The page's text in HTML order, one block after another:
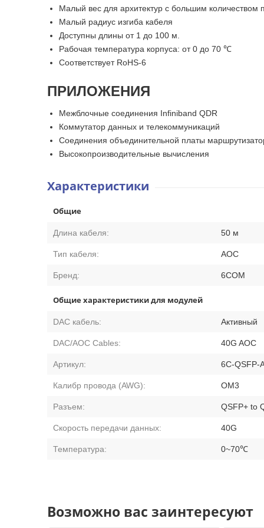
Малый вес для архитектур с большим количеством
Малый радиус изгиба кабеля
Доступны длины от 1 до 100 м.
Рабочая температура корпуса: от 0 до 70 ℃
Соответствует RoHS-6
ПРИЛОЖЕНИЯ
Межблочные соединения Infiniband QDR
Коммутатор данных и телекоммуникаций
Соединения объединительной платы
Высокопроизводительные вычисления
Характеристики
Общие
Длина кабеля: 50 м
Тип кабеля: AOC
Бренд: 6COM
Общие характеристики для модулей
DAC кабель: Активный
DAC/AOC Cables: 40G AOC
Артикул: 6C-QSFP-
Калибр провода (AWG): OM3
Разъем: QSFP+ to
Скорость передачи данных: 40G
Температура: 0~70℃
Возможно вас заинтересуют